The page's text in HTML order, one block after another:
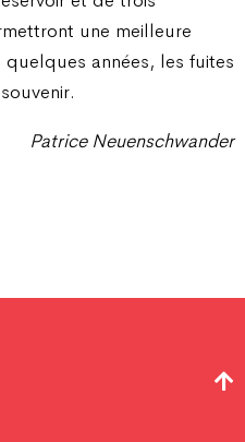
une meilleure
quelques années, les fuites
Patrice Neuenschwander